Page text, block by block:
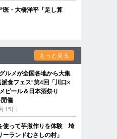
医・大橋洋平「足し算
もっと見る
ルメが全国各地から大集
食フェス”第4回「川口×
ビール＆日本酒祭り
催
15日
使って芋煮作りを体験 埼
ランドむさしの村」